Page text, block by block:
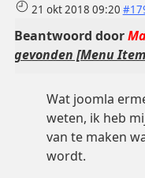
21 okt 2018 09:20
Beantwoord door
gevonden [Menu
Wat joomla
weten, ik heb
van te maken
wordt.